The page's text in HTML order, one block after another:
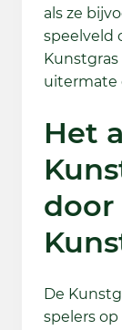
als ze
speelveld
uitermate
Het
door
De
spelers